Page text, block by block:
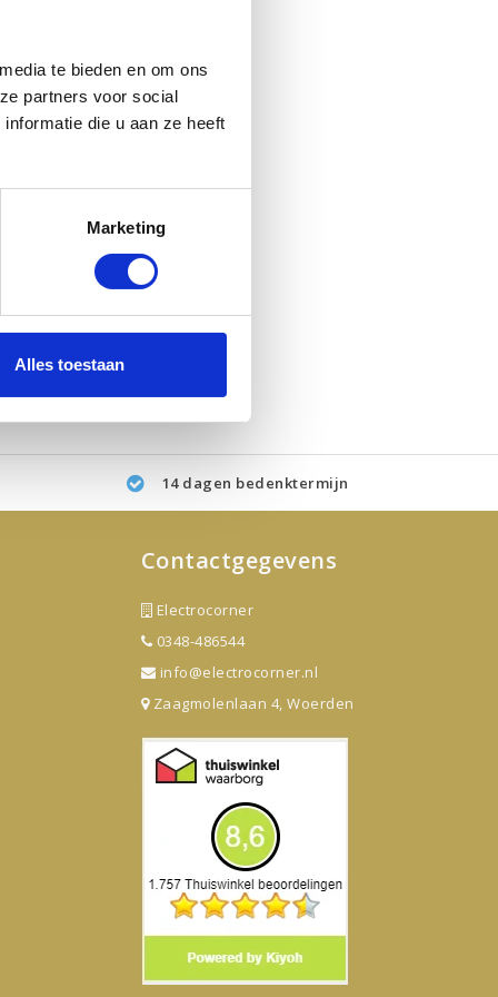
te bieden en om ons
partners voor social
die u aan ze heeft
Marketing
Alles toestaan
14 dagen bedenktermijn
Contactgegevens
Electrocorner
0348-486544
info@electrocorner.nl
Zaagmolenlaan 4, Woerden